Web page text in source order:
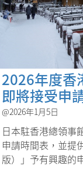
2026年度香
即將接受申
@2026年1月5日
日本駐香港總領事
申請時間表，並提
版）」予有興趣的